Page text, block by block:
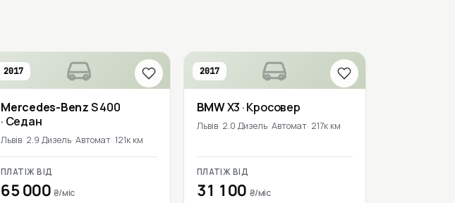
2017
Mercedes-BenzS 400
· Седан
Львів 2.9 Дизель Автомат 121к км
ПЛАТІЖ ВІД
65 000 ₴/міс
2017
BMWX3 · Кросовер
Львів 2.0 Дизель Автомат 217к км
ПЛАТІЖ ВІД
31 100 ₴/міс